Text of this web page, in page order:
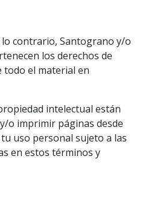
lo contrario, Santograno y/o
los derechos de
todo el material en
intelectual están
o imprimir páginas desde
uso personal sujeto a las
en estos términos y